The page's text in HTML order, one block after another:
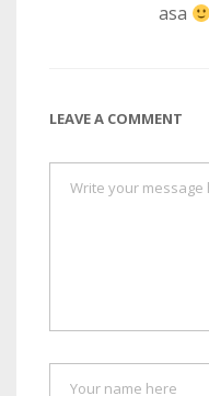
asa
LEAVE A COMMENT